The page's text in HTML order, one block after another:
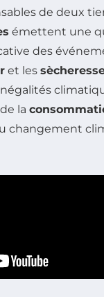
de deux
émettent une
des
et les
la
changement